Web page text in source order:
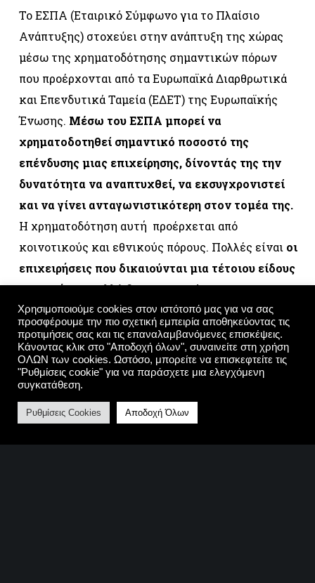
Το ΕΣΠΑ (Εταιρικό Σύμφωνο για το Πλαίσιο
Ανάπτυξης) στοχεύει στην ανάπτυξη της χώρας
μέσω της χρηματοδότησης σημαντικών πόρων
που προέρχονται από τα Ευρωπαϊκά Διαρθρωτικά
και Επενδυτικά Ταμεία (ΕΔΕΤ) της Ευρωπαϊκής
Ένωσης. Μέσω του ΕΣΠΑ μπορεί να
χρηματοδοτηθεί σημαντικό ποσοστό της
επένδυσης μιας επιχείρησης, δίνοντάς της την
δυνατότητα να αναπτυχθεί, να εκσυγχρονιστεί
και να γίνει ανταγωνιστικότερη στον τομέα της.
Η χρηματοδότηση αυτή προέρχεται από
κοινοτικούς και εθνικούς πόρους. Πολλές είναι οι
επιχειρήσεις που δικαιούνται μια τέτοιου είδους
επιχορήγηση, αλλά δεν το γνωρίζουν.
Στην ΔΙΟΙΚΕΙΝ-ΕΠΙΧΕΙΡΕΙΝ, διαθέτουμε την
εμπειρία για τον σχεδιασμό και τη διαχείριση
προγραμμάτων ΕΣΠΑ, έχουμε την δυνατότητα να
προσδιορίζουμε τις χρηματοδοτικές ανάγκες των
πελατών μας και να προσφέρουμε έγκαιρη
Χρησιμοποιούμε cookies στον ιστότοπό μας για να σας
προσφέρουμε την πιο σχετική εμπειρία αποθηκεύοντας τις
προτιμήσεις σας και τις επαναλαμβανόμενες επισκέψεις.
Κάνοντας κλικ στο "Αποδοχή όλων", συναινείτε στη χρήση
ΟΛΩΝ των cookies. Ωστόσο, μπορείτε να επισκεφτείτε τις
"Ρυθμίσεις cookie" για να παράσχετε μια ελεγχόμενη
συγκατάθεση.
Ρυθμίσεις Cookies Αποδοχή Όλων